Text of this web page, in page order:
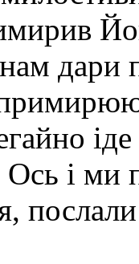
дари
і ми